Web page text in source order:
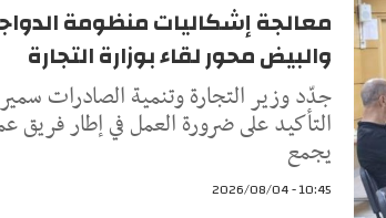
معالجة إشكاليات منظومة
والبيض محور لقاء بوزارة التجارة
جدّد وزير التجارة وتنمية الصادرات
التأكيد على ضرورة العمل في إطار فريق
يجمع
10:45 - 2026/08/04